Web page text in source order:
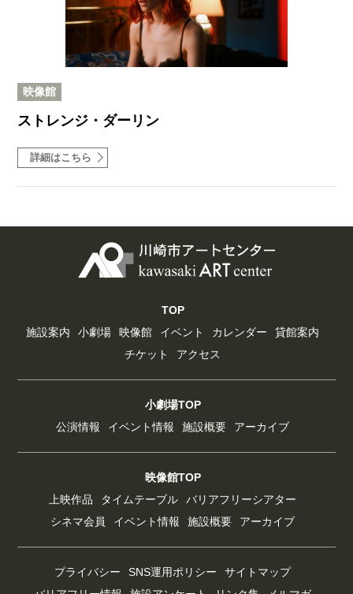
映像館
ストレンジ・ダーリン
詳細はこちら
TOP
施設案内
小劇場 映像館 イベント カレンダー
貸館案内
チケット
アクセス
小劇場TOP
公演情報
イベント情報 施設概要 アーカイブ
映像館TOP
上映作品
タイムテーブル
バリアフリーシアター
シネマ会員
イベント情報 施設概要 アーカイブ
プライバシー SNS運用ポリシー
サイトマップ